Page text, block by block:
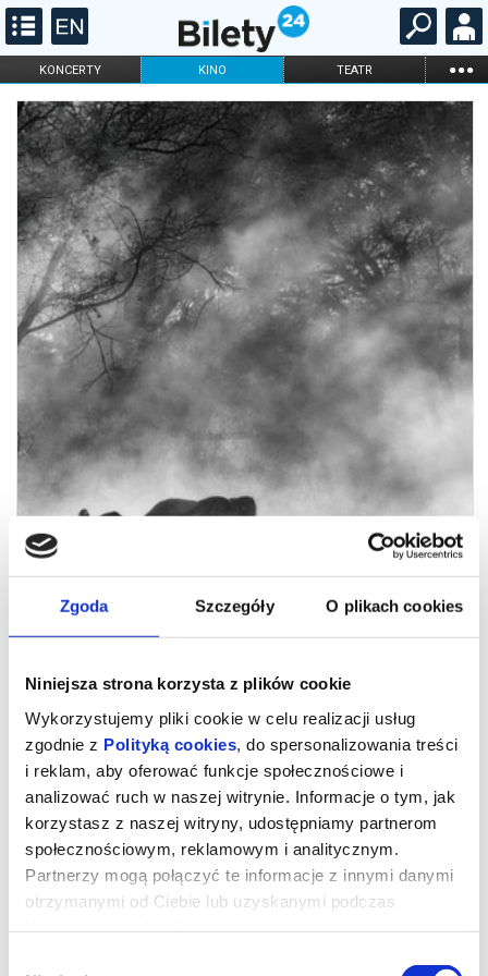
Zgoda Szczegóły O plikach cookies
Niniejsza strona korzysta z plików cookie
Wykorzystujemy pliki cookie w celu realizacji usług
zgodnie z Polityką cookies , do spersonalizowania treści
i reklam, aby oferować funkcje społecznościowe i
analizować ruch w naszej witrynie. Informacje o tym, jak
korzystasz z naszej witryny, udostępniamy partnerom
społecznościowym, reklamowym i analitycznym.
Partnerzy mogą połączyć te informacje z innymi danymi
otrzymanymi od Ciebie lub uzyskanymi podczas
KONCERTY KINO TEATR ...
FILHARMONIA OPERA I BALET
STAND-UP
DLA DZIECI
ONLINE KARNETY
23. MDAG: Sny o słoniach (Ghost
Elephants)
Sny o słoniach
USA / USA, 2025, 99 min
Zdjęcia / Cinematography by: Eric Averdung, Rafael Leyva